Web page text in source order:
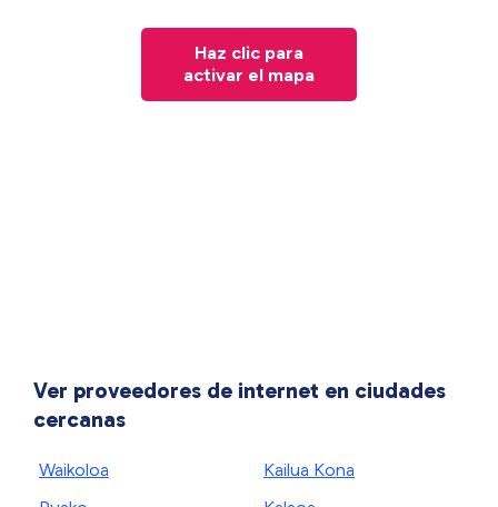
Haz clic para
activar el mapa
Ver proveedores de internet en ciudades
cercanas
Waikoloa
Kailua Kona